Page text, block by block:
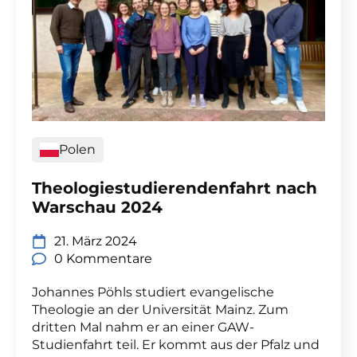
Polen
Theologiestudierendenfahrt nach
Warschau 2024
21. März 2024
0 Kommentare
Johannes Pöhls studiert evangelische
Theologie an der Universität Mainz. Zum
dritten Mal nahm er an einer GAW-
Studienfahrt teil. Er kommt aus der Pfalz und